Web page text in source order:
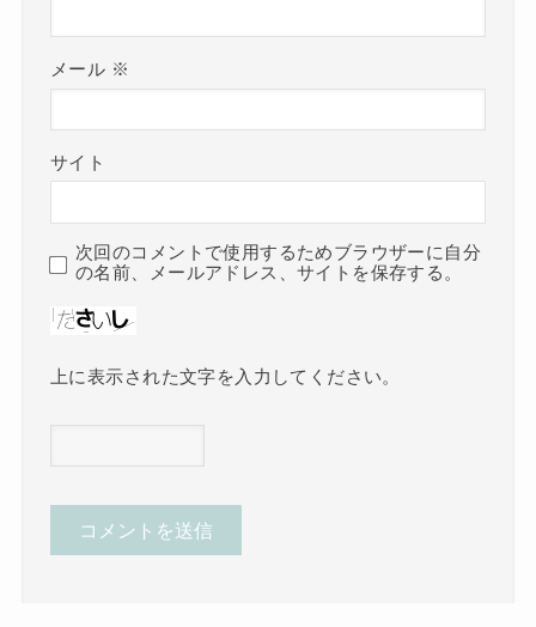
メール ※
サイト
次回のコメントで使用するためブラウザーに自分
の名前、メールアドレス、サイトを保存する。
上に表示された文字を入力してください。